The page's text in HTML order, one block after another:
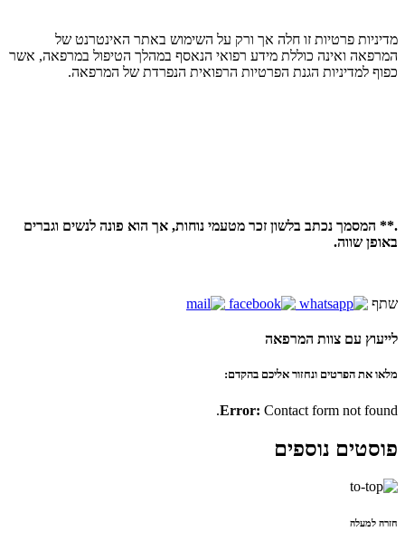
מדיניות פרטיות זו חלה אך ורק על השימוש באתר האינטרנט של
המרפאה ואינה כוללת מידע רפואי הנאסף במהלך הטיפול במרפאה, אשר
כפוף למדיניות הגנת הפרטיות הרפואית הנפרדת של המרפאה.
.** המסמך נכתב בלשון זכר מטעמי נוחות, אך הוא פונה לנשים וגברים
באופן שווה.
שתף
לייעוץ עם צוות המרפאה
מלאו את הפרטים ונחזור אליכם בהקדם:
Error: Contact form not found.
פוסטים נוספים
חזרה למעלה